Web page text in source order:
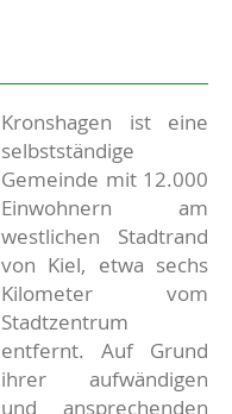
Kronshagen ist eine
selbstständige
Gemeinde mit 12.000
Einwohnern am
westlichen Stadtrand
von Kiel, etwa sechs
Kilometer vom
Stadtzentrum
entfernt. Auf Grund
ihrer aufwändigen
und ansprechenden